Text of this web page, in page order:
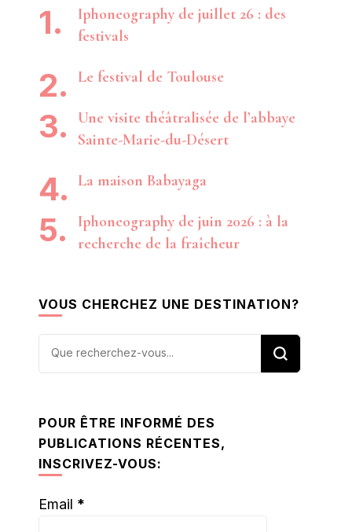
Iphoneography de juillet 26 : des
festivals
Le festival de Toulouse
Une visite théâtralisée de l’abbaye
Sainte-Marie-du-Désert
La maison Babayaga
Iphoneography de juin 2026 : à la
recherche de la fraîcheur
VOUS CHERCHEZ UNE DESTINATION?
Vous
POUR ÊTRE INFORMÉ DES
PUBLICATIONS RÉCENTES,
INSCRIVEZ-VOUS:
Email *